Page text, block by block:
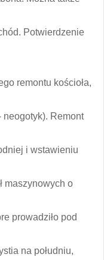
Potwierdzenie
remontu kościoła,
neogotyk). Remont
i wstawieniu
maszynowych o
prowadziło pod
na południu,